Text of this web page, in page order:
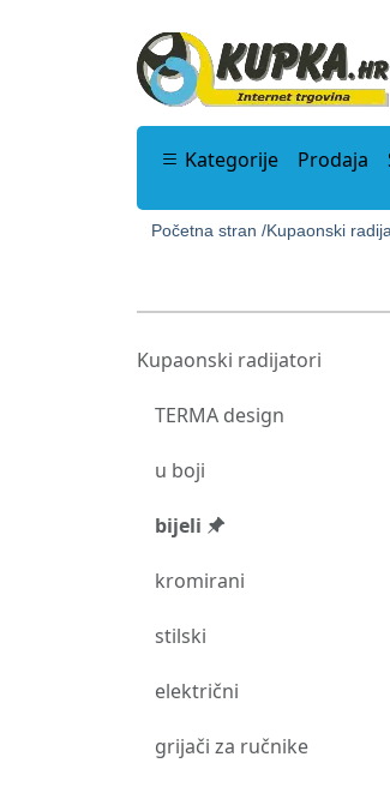
Kategorije Prodaja
Početna stran /Kupaonski
Kupaonski radijatori
TERMA design
u boji
bijeli
kromirani
stilski
električni
grijači za ručnike